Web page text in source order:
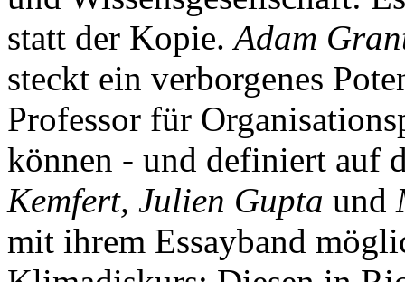
statt der Kopie.Adam
steckt ein verborgenes
Professor für
können - und definiert auf
Kemfert, Julien Gupta und
mit ihrem Essayband